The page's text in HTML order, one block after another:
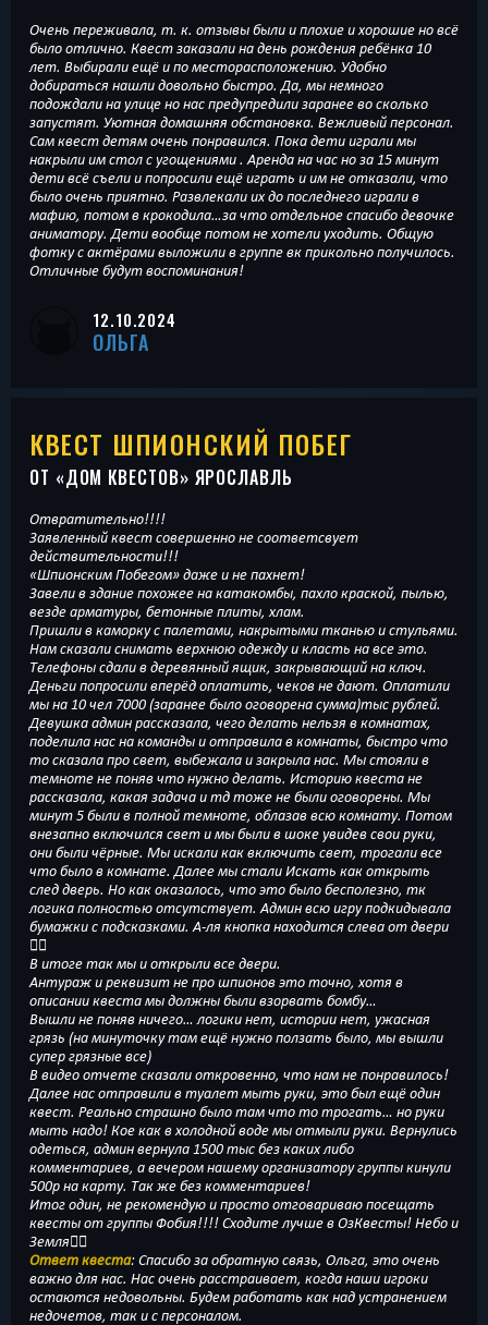
Очень переживала, т. к. отзывы были и плохие и хорошие но всё
было отлично. Квест заказали на день рождения ребёнка 10
лет. Выбирали ещё и по месторасположению. Удобно
добираться нашли довольно быстро. Да, мы немного
подождали на улице но нас предупредили заранее во сколько
запустят. Уютная домашняя обстановка. Вежливый персонал.
Сам квест детям очень понравился. Пока дети играли мы
накрыли им стол с угощениями . Аренда на час но за 15 минут
дети всё съели и попросили ещё играть и им не отказали, что
было очень приятно. Развлекали их до последнего играли в
мафию, потом в крокодила…за что отдельное спасибо девочке
аниматору. Дети вообще потом не хотели уходить. Общую
фотку с актёрами выложили в группе вк прикольно получилось.
Отличные будут воспоминания!
12.10.2024
ОЛЬГА
КВЕСТ ШПИОНСКИЙ ПОБЕГ
ОТ «ДОМ КВЕСТОВ» ЯРОСЛАВЛЬ
Отвратительно!!!!
Заявленный квест совершенно не соответсвует
действительности!!!
«Шпионским Побегом» даже и не пахнет!
Завели в здание похожее на катакомбы, пахло краской, пылью,
везде арматуры, бетонные плиты, хлам.
Пришли в каморку с палетами, накрытыми тканью и стульями.
Нам сказали снимать верхнюю одежду и класть на все это.
Телефоны сдали в деревянный ящик, закрывающий на ключ.
Деньги попросили вперёд оплатить, чеков не дают. Оплатили
мы на 10 чел 7000 (заранее было оговорена сумма)тыс рублей.
Девушка админ рассказала, чего делать нельзя в комнатах,
поделила нас на команды и отправила в комнаты, быстро что
то сказала про свет, выбежала и закрыла нас. Мы стояли в
темноте не поняв что нужно делать. Историю квеста не
рассказала, какая задача и тд тоже не были оговорены. Мы
минут 5 были в полной темноте, облазав всю комнату. Потом
внезапно включился свет и мы были в шоке увидев свои руки,
они были чёрные. Мы искали как включить свет, трогали все
что было в комнате. Далее мы стали Искать как открыть
след дверь. Но как оказалось, что это было бесполезно, тк
логика полностью отсутствует. Админ всю игру подкидывала
бумажки с подсказками. А-ля кнопка находится слева от двери
🤦‍♀️
В итоге так мы и открыли все двери.
Антураж и реквизит не про шпионов это точно, хотя в
описании квеста мы должны были взорвать бомбу…
Вышли не поняв ничего… логики нет, истории нет, ужасная
грязь (на минуточку там ещё нужно ползать было, мы вышли
супер грязные все)
В видео отчете сказали откровенно, что нам не понравилось!
Далее нас отправили в туалет мыть руки, это был ещё один
квест. Реально страшно было там что то трогать… но руки
мыть надо! Кое как в холодной воде мы отмыли руки. Вернулись
одеться, админ вернула 1500 тыс без каких либо
комментариев, а вечером нашему организатору группы кинули
500р на карту. Так же без комментариев!
Итог один, не рекомендую и просто отговариваю посещать
квесты от группы Фобия!!!! Сходите лучше в ОзКвесты! Небо и
Земля👍🏻
Ответ квеста: Спасибо за обратную связь, Ольга, это очень
важно для нас. Нас очень расстраивает, когда наши игроки
остаются недовольны. Будем работать как над устранением
недочетов, так и с персоналом.